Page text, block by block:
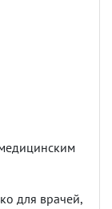
для врачей,